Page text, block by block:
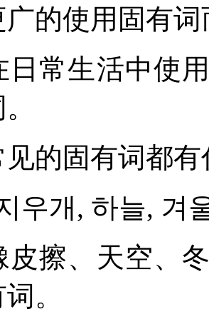
广的使用固有
日常生活中使
的固有词都
우개, 하늘, 겨
皮擦、天空、
。